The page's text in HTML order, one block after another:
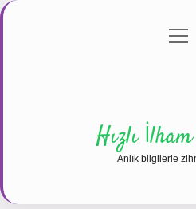
Gizlilik
Hızlı
Anlık bilgilerle